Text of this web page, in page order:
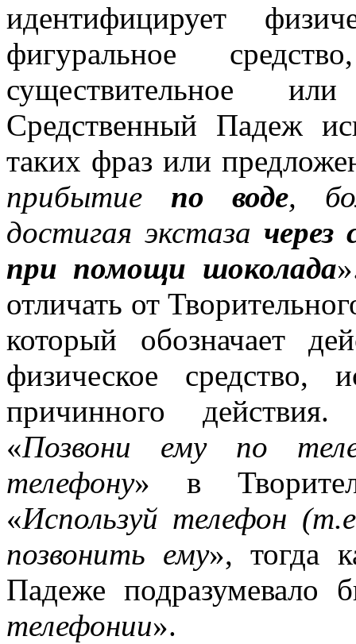
идентифицирует
фигуральное
существительное
Средственный Падеж
таких фраз или
прибытие по воде,
достигая экстаза через
при помощи шоколада
отличать от
который обозначает
физическое средство,
причинного
«Позвони ему по
телефону» в
«Используй телефон
позвонить ему», тогда
Падеже подразумевало
телефонии».